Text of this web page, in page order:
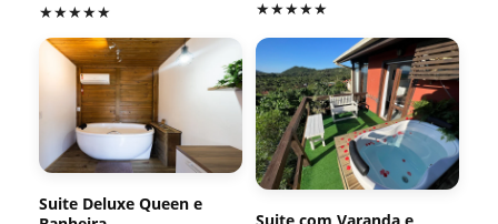
★★★★★ ★★★★★
Suite Deluxe Queen e